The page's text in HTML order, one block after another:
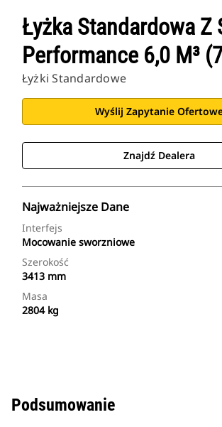
Łyżka Standardowa Z
Performance 6,0 M³
Łyżki Standardowe
Wyślij Zapytanie
Znajdź Dealera
Najważniejsze Dane
Interfejs
Mocowanie sworzniowe
Szerokość
3413 mm
Masa
2804 kg
Podsumowanie